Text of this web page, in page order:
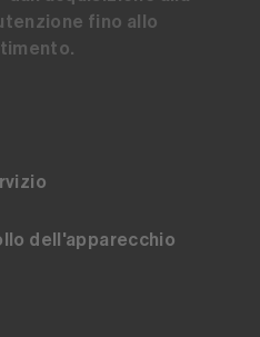
fino allo
dell'apparecchio